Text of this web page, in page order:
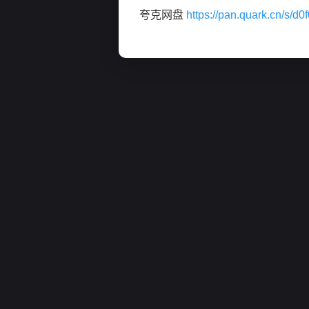
夸克网盘 https://pan.quark.cn/s/